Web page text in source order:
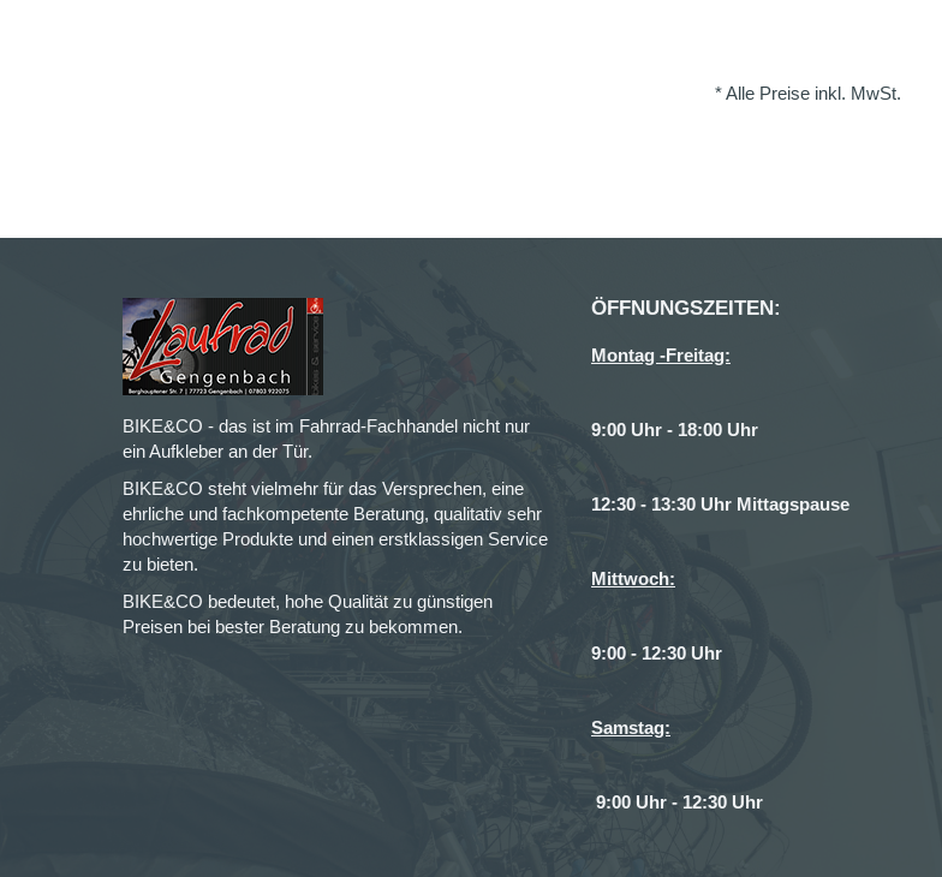
* Alle Preise inkl. MwSt.
BIKE&CO - das ist im Fahrrad-Fachhandel nicht nur
ein Aufkleber an der Tür.
BIKE&CO steht vielmehr für das Versprechen, eine
ehrliche und fachkompetente Beratung, qualitativ sehr
hochwertige Produkte und einen erstklassigen Service
zu bieten.
BIKE&CO bedeutet, hohe Qualität zu günstigen
Preisen bei bester Beratung zu bekommen.
ÖFFNUNGSZEITEN:
Montag -Freitag:
9:00 Uhr - 18:00 Uhr
12:30 - 13:30 Uhr Mittagspause
Mittwoch:
9:00 - 12:30 Uhr
Samstag:
9:00 Uhr - 12:30 Uhr